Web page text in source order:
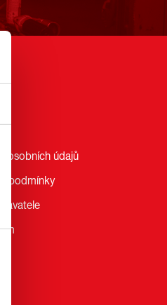
osobních údajů
podmínky